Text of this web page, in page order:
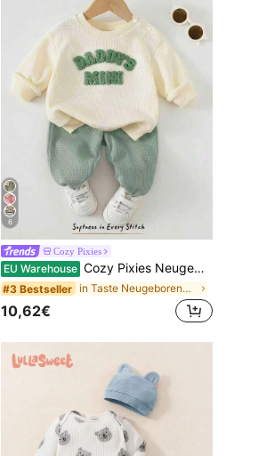
6
Cozy Pixies
EU Warehouse Cozy Pixies Neugeborenes Baby süßes Set mit Buchstabenstickerei DADDY'S MINI süß lässig Alltagskleidung Herbst/Winter
#3 Bestseller in Taste Neugeborenen-Sets
10,62€